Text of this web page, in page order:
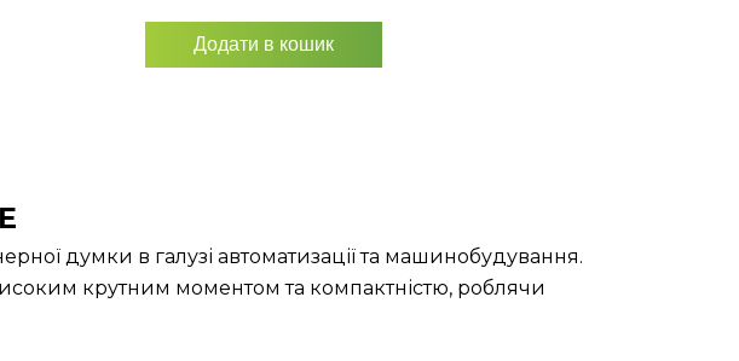
Додати в кошик
думки в галузі автоматизації та машинобудування.
крутним моментом та компактністю, роблячи